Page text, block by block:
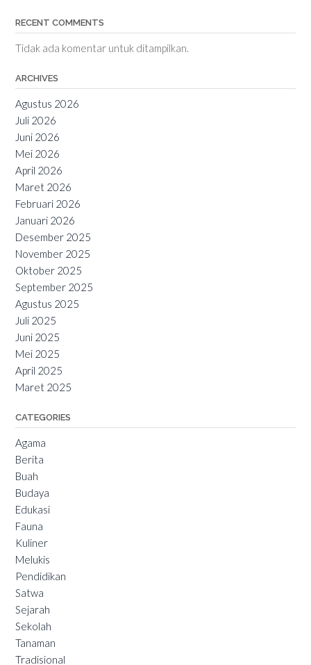
RECENT COMMENTS
Tidak ada komentar untuk ditampilkan.
ARCHIVES
Agustus 2026
Juli 2026
Juni 2026
Mei 2026
April 2026
Maret 2026
Februari 2026
Januari 2026
Desember 2025
November 2025
Oktober 2025
September 2025
Agustus 2025
Juli 2025
Juni 2025
Mei 2025
April 2025
Maret 2025
CATEGORIES
Agama
Berita
Buah
Budaya
Edukasi
Fauna
Kuliner
Melukis
Pendidikan
Satwa
Sejarah
Sekolah
Tanaman
Tradisional